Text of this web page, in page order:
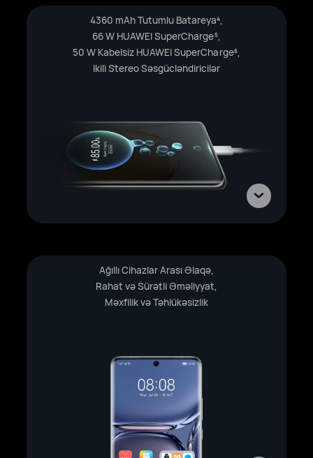
4360 mAh Tutumlu Batareya4,
66 W HUAWEI SuperCharge5,
50 W Kabelsiz HUAWEI SuperCharge6,
Ikili Stereo Səsgücləndiricilər
Ağıllı Cihazlar Arası Əlaqə,
Rahat və Sürətli Əməliyyat,
Məxfilik və Təhlükəsizlik